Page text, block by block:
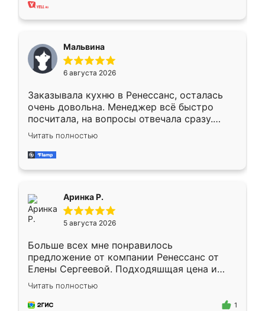
хорошее сборка достаточно быстрая,
меньше, здесь же он более разнообразный.
Мне нравится ,если что-то потребуется из
мебели буду заказывать только здесь.
Мальвина
6 августа 2026
Заказывала кухню в Ренессанс, осталась
очень довольна. Менеджер всё быстро
посчитала, на вопросы отвечала сразу.
Замерщик приехал в субботу, подошёл к
делу со всей ответственностью. Собрали
за день, ребята работали аккуратно, даже
Читать полностью
Аринка Р.
5 августа 2026
Больше всех мне понравилось
предложение от компании Ренессанс от
Елены Сергеевой. Подходяшщая цена и
короткие сроки изготовления. Приехавший
для замера сотрудник Владислав
предложил по моему эскизу самый
Читать полностью
1